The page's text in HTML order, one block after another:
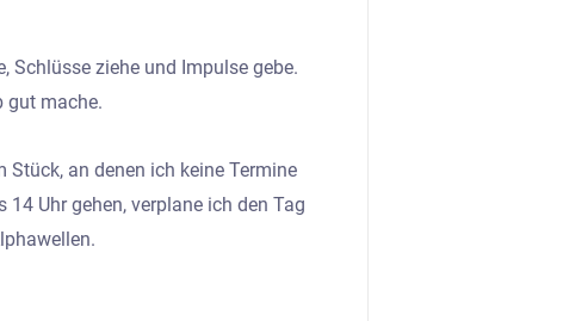
Schlüsse ziehe und Impulse gebe.
gut mache.
an denen ich keine Termine
Uhr gehen, verplane ich den Tag